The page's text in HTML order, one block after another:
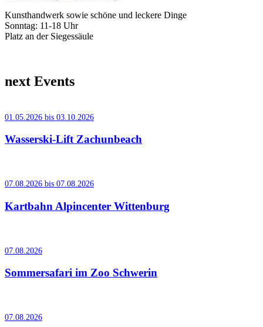
Kunsthandwerk sowie schöne und leckere Dinge
Sonntag: 11-18 Uhr
Platz an der Siegessäule
next Events
01.05.2026 bis 03.10.2026
Wasserski-Lift Zachunbeach
07.08.2026 bis 07.08.2026
Kartbahn Alpincenter Wittenburg
07.08.2026
Sommersafari im Zoo Schwerin
07.08.2026